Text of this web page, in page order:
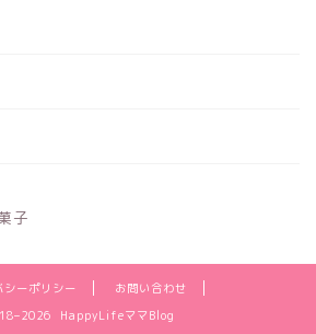
子
シーポリシー
お問い合わせ
HappyLifeママBlog